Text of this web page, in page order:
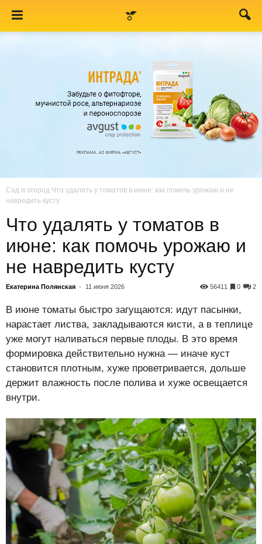
Сад и огород Что удалять у томатов в июне: как помочь урожаю и не
навредить кусту
Что удалять у томатов в
июне: как помочь урожаю и
не навредить кусту
Екатерина Полянская - 11 июня 2026 2
0
56411
В июне томаты быстро загущаются: идут пасынки,
нарастает листва, закладываются кисти, а в теплице
уже могут наливаться первые плоды. В это время
формировка действительно нужна — иначе куст
становится плотным, хуже проветривается, дольше
держит влажность после полива и хуже освещается
внутри.